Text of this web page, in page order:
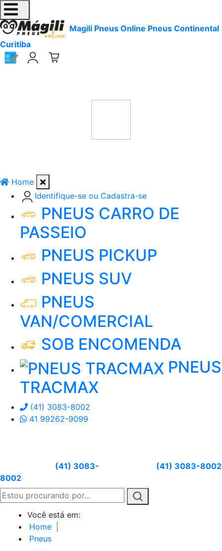
Magili Pneus Online Pneus Continental
Curitiba
Home
Identifique-se ou Cadastra-se
PNEUS CARRO DE
PASSEIO
PNEUS PICKUP
PNEUS SUV
PNEUS
VAN/COMERCIAL
SOB ENCOMENDA
PNEUS
TRACMAX
(41) 3083-8002
41 99262-9099
(41) 3083-
8002
(41) 3083-8002
Você está em:
Home
Pneus